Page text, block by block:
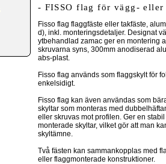
- FISSO flag för vägg-
Fisso flag flaggfäste eller takfäste,
d), inkl. monteringsdetaljer. Designat
ytbehandlad zamac ger en montering
skruvarna syns, 300mm anodiserad
abs-plast.
Fisso flag används som flaggskylt för
enkelsidigt.
Fisso flag kan även användas som
skyltar som monteras med
eller skruvas mot profilen. Ger en
monterade skyltar, vilket gör att man
skyltämne.
Två fästen kan sammankopplas med
eller flaggmonterade konstruktioner.